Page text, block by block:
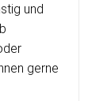
und
gerne